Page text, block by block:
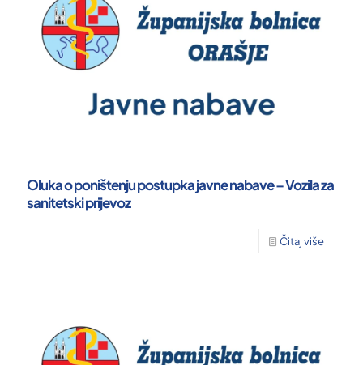
Oluka o poništenju postupka javne nabave – Vozila za
sanitetski prijevoz
Čitaj više